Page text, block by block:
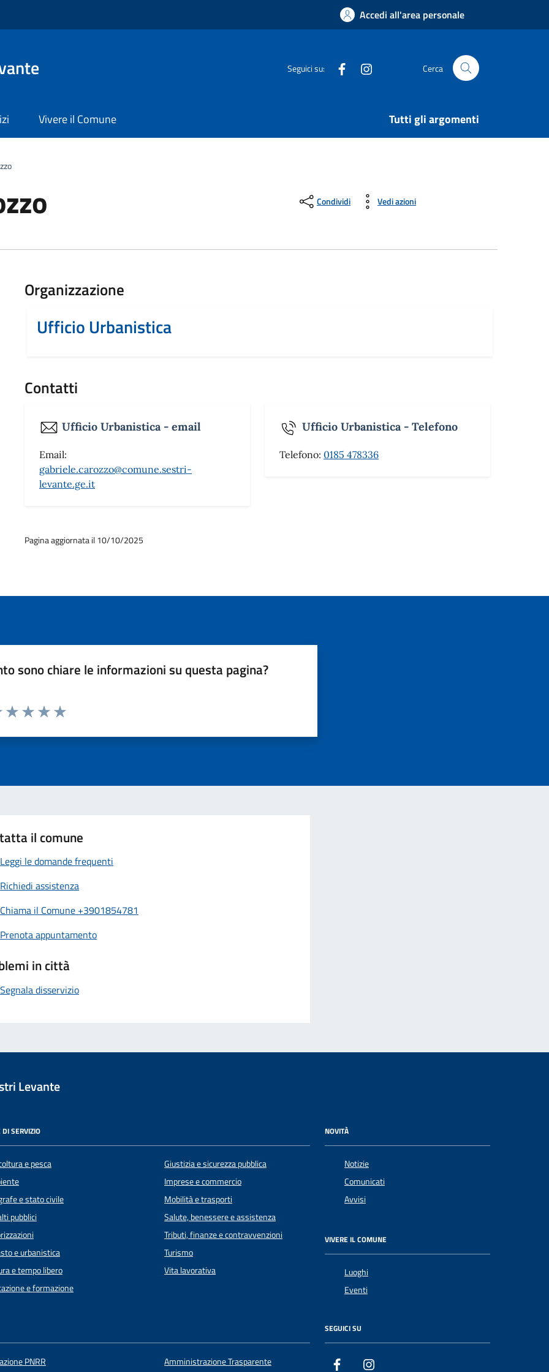
Accedi all'area personale
Seguici su: Facebook Cerca
Vivere il Comune Tutti gli argomenti
Condividi Vedi azioni
Organizzazione
Ufficio Urbanistica
Contatti
Ufficio Urbanistica - email
Email:
gabriele.carozzo@comune.sestri-
levante.ge.it
Ufficio Urbanistica - Telefono
Telefono: 0185 478336
Pagina aggiornata il 10/10/2025
sono chiare le informazioni su questa pagina?
il comune
Leggi le domande frequenti
Richiedi assistenza
Chiama il Comune +3901854781
Prenota appuntamento
in città
Segnala disservizio
Levante
DI SERVIZIO
e pesca
e stato civile
pubblici
e urbanistica
e tempo libero
e formazione
Giustizia e sicurezza pubblica
Imprese e commercio
Mobilità e trasporti
Salute, benessere e assistenza
Tributi, finanze e contravvenzioni
Turismo
Vita lavorativa
NOVITÀ
Notizie
Comunicati
Avvisi
VIVERE IL COMUNE
Luoghi
Eventi
PNRR Amministrazione Trasparente
SEGUICI SU
Facebook